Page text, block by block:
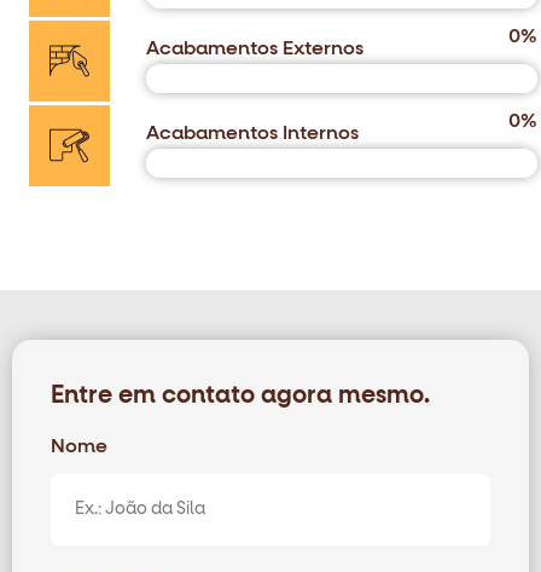
Acabamentos Externos
0%
Acabamentos Internos
0%
Entre em contato agora mesmo.
Nome